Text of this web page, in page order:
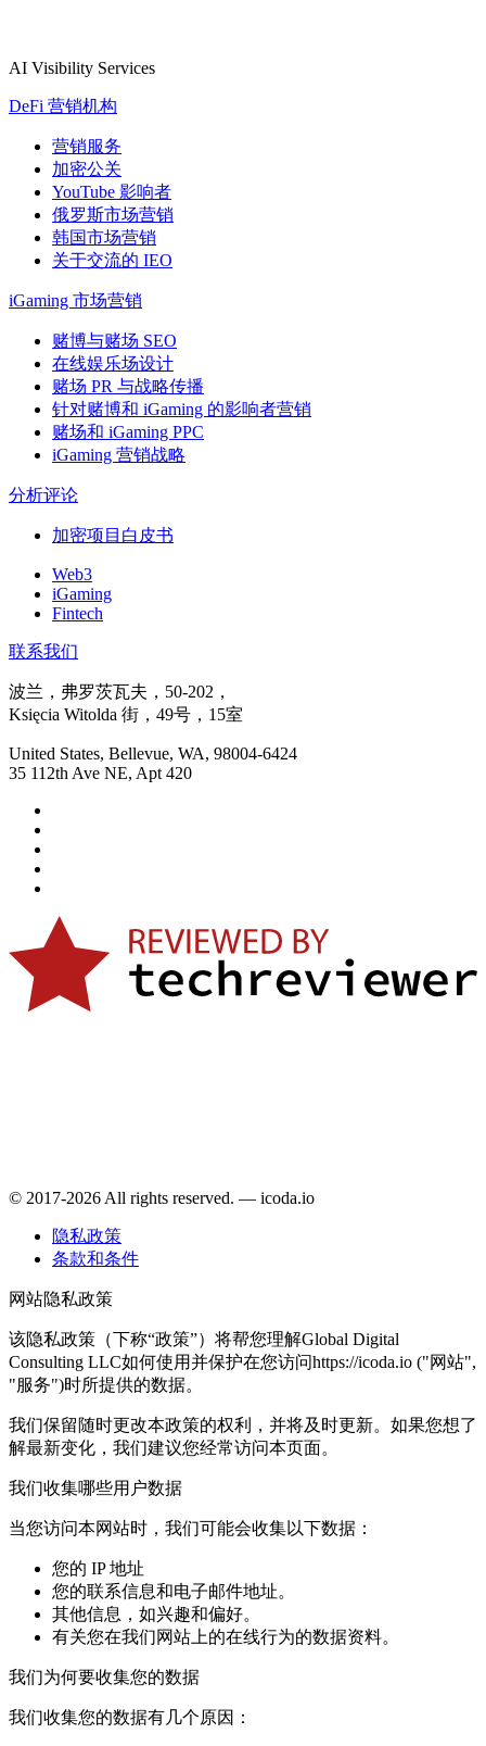
AI Visibility Services
DeFi 营销机构
营销服务
加密公关
YouTube 影响者
俄罗斯市场营销
韩国市场营销
关于交流的 IEO
iGaming 市场营销
赌博与赌场 SEO
在线娱乐场设计
赌场 PR 与战略传播
针对赌博和 iGaming 的影响者营销
赌场和 iGaming PPC
iGaming 营销战略
分析评论
加密项目白皮书
Web3
iGaming
Fintech
联系我们
波兰，弗罗茨瓦夫，50-202，
Księcia Witolda 街，49号，15室
United States, Bellevue, WA, 98004-6424
35 112th Ave NE, Apt 420
© 2017-2026 All rights reserved. — icoda.io
隐私政策
条款和条件
网站隐私政策
该隐私政策（下称“政策”）将帮您理解Global Digital
Consulting LLC如何使用并保护在您访问https://icoda.io ("网站",
"服务")时所提供的数据。
我们保留随时更改本政策的权利，并将及时更新。如果您想了
解最新变化，我们建议您经常访问本页面。
我们收集哪些用户数据
当您访问本网站时，我们可能会收集以下数据：
您的 IP 地址
您的联系信息和电子邮件地址。
其他信息，如兴趣和偏好。
有关您在我们网站上的在线行为的数据资料。
我们为何要收集您的数据
我们收集您的数据有几个原因：